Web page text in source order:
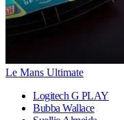
Le Mans Ultimate
Logitech G PLAY
Bubba Wallace